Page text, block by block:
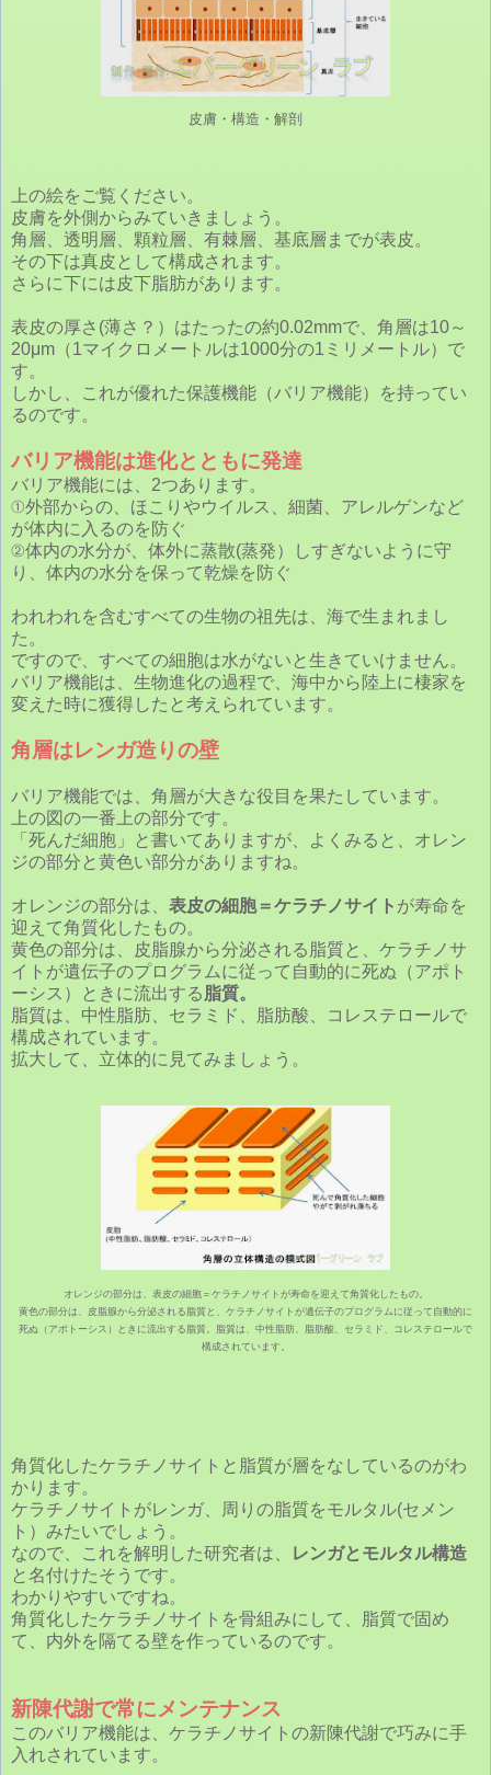
皮膚・構造・解剖
上の絵をご覧ください。
皮膚を外側からみていきましょう。
角層、透明層、顆粒層、有棘層、基底層までが表皮。
その下は真皮として構成されます。
さらに下には皮下脂肪があります。
表皮の厚さ(薄さ？）はたったの約0.02mmで、角層は10～
20μm（1マイクロメートルは1000分の1ミリメートル）で
す。
しかし、これが優れた保護機能（バリア機能）を持ってい
るのです。
バリア機能は進化とともに発達
バリア機能には、2つあります。
①外部からの、ほこりやウイルス、細菌、アレルゲンなど
が体内に入るのを防ぐ
②体内の水分が、体外に蒸散(蒸発）しすぎないように守
り、体内の水分を保って乾燥を防ぐ
われわれを含むすべての生物の祖先は、海で生まれまし
た。
ですので、すべての細胞は水がないと生きていけません。
バリア機能は、生物進化の過程で、海中から陸上に棲家を
変えた時に獲得したと考えられています。
角層はレンガ造りの壁
バリア機能では、角層が大きな役目を果たしています。
上の図の一番上の部分です。
「死んだ細胞」と書いてありますが、よくみると、オレン
ジの部分と黄色い部分がありますね。
オレンジの部分は、 表皮の細胞＝ケラチノサイト が寿命を
迎えて角質化したもの。
黄色の部分は、皮脂腺から分泌される脂質と、ケラチノサ
イトが遺伝子のプログラムに従って自動的に死ぬ（アポト
ーシス）ときに流出する脂質。
脂質は、中性脂肪、セラミド、脂肪酸、コレステロールで
構成されています。
拡大して、立体的に見てみましょう。
オレンジの部分は、表皮の細胞＝ケラチノサイトが寿命を迎えて角質化したもの。
黄色の部分は、皮脂腺から分泌される脂質と、ケラチノサイトが遺伝子のプログラムに従って自動的に
死ぬ（アポトーシス）ときに流出する脂質。脂質は、中性脂肪、脂肪酸、セラミド、コレステロールで
構成されています。
角質化したケラチノサイトと脂質が層をなしているのがわ
かります。
ケラチノサイトがレンガ、周りの脂質をモルタル(セメン
ト）みたいでしょう。
なので、これを解明した研究者は、
レンガとモルタル構造
と名付けたそうです。
わかりやすいですね。
角質化したケラチノサイトを骨組みにして、脂質で固め
て、内外を隔てる壁を作っているのです。
新陳代謝で常にメンテナンス
このバリア機能は、ケラチノサイトの新陳代謝で巧みに手
入れされています。